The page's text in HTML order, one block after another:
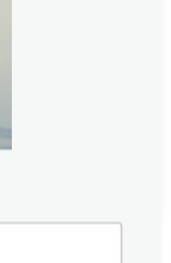
setor, com
do segundo
frente às